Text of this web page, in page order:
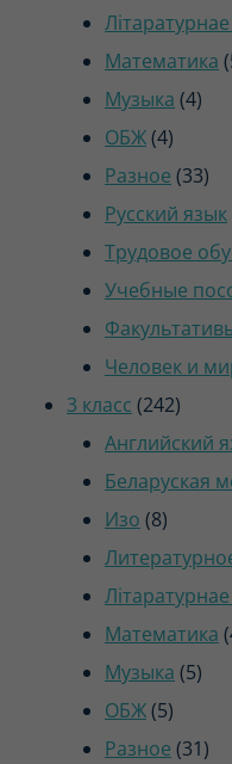
Математика
Музыка 44
ОБЖ 44
товара
Разное 3333
Русский язык
Трудовое
Учебные
Человек и
3 класс 242242
Английский
Беларуская
Изо 88
Математика
Музыка 55
ОБЖ 55
товаров
Разное 3131